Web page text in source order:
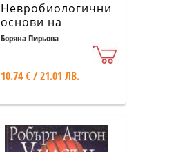
Невробиологични
основи на
детското
Боряна Пирьова
10.74 € / 21.01 ЛВ.